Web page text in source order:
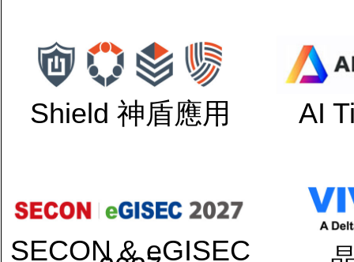
Shield 神盾應用 AI
SECON & eGISEC